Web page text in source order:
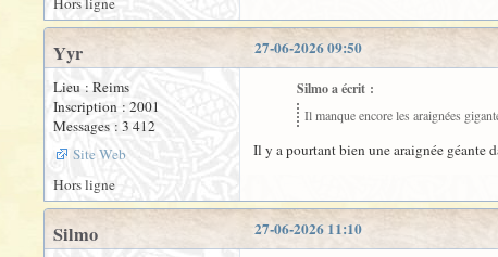
27-06-2026 09:50
Yyr
Lieu : Reims
Inscription : 2001
Messages : 3 412
Site Web
Silmo a écrit :
Il manque encore les araignées
Il y a pourtant bien une araignée géante
Hors ligne
27-06-2026 11:10
Silmo